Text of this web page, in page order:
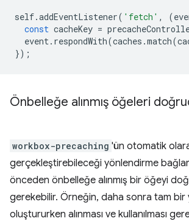
self.addEventListener( 'fetch' , (
const cacheKey =
event. respondWith(caches .match(
});
Önbelleğe alınmış öğeleri
workbox-precaching 'ün otomatik
gerçekleştirebileceği yönlendirme
önceden önbelleğe alınmış bir öğeyi
gerekebilir. Örneğin, daha sonra tam bir
oluştururken alınması ve kullanılması